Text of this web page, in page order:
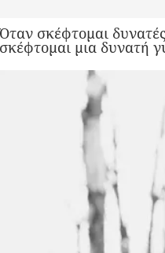
Όταν σκέφτομαι
σκέφτομαι μια δυνατή